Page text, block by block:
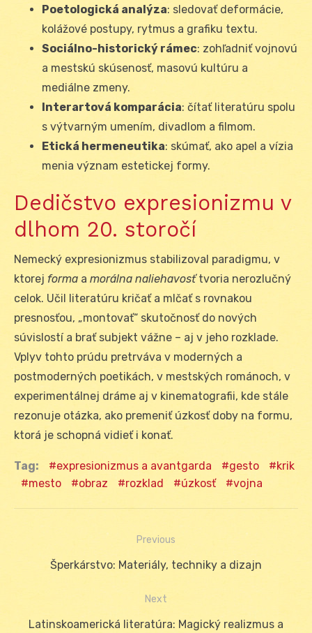
Poetologická analýza: sledovať deformácie,
kolážové postupy, rytmus a grafiku textu.
Sociálno-historický rámec: zohľadniť vojnovú
a mestskú skúsenosť, masovú kultúru a
mediálne zmeny.
Interartová komparácia: čítať literatúru spolu
s výtvarným umením, divadlom a filmom.
Etická hermeneutika: skúmať, ako apel a vízia
menia význam estetickej formy.
Dedičstvo expresionizmu v
dlhom 20. storočí
Nemecký expresionizmus stabilizoval paradigmu, v
ktorej forma a morálna naliehavosťtvoria nerozlučný
celok. Učil literatúru kričať a mlčať s rovnakou
presnosťou, „montovať“ skutočnosť do nových
súvislostí a brať subjekt vážne – aj v jeho rozklade.
Vplyv tohto prúdu pretrváva v moderných a
postmoderných poetikách, v mestských románoch, v
experimentálnej dráme aj v kinematografii, kde stále
rezonuje otázka, ako premeniť úzkosť doby na formu,
ktorá je schopná vidieť i konať.
Tag: expresionizmus a avantgarda gesto
krik
mesto
obraz rozklad úzkosť vojna
Navigácia
Previous
Previous
Šperkárstvo: Materiály, techniky a dizajn
Next
Next
Latinskoamerická literatúra: Magický realizmus a